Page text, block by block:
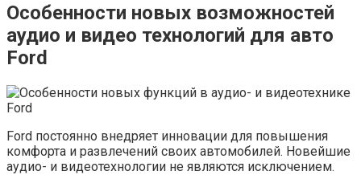
Особенности новых возможностей
аудио и видео технологий для авто
Ford
Ford постоянно внедряет инновации для повышения
комфорта и развлечений своих автомобилей. Новейшие
аудио- и видеотехнологии не являются исключением.